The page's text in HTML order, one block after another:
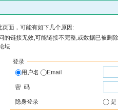
面，可能有如下几个原因:
的链接无效,可能链接不完整,或数据已被删
坛
登录
用户名
Email
密 码
隐身登录